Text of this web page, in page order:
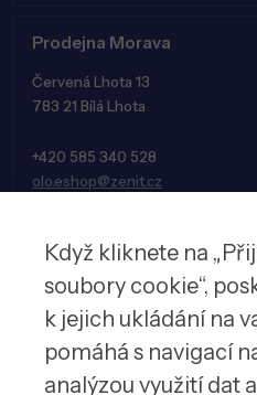
Když kliknete na
soubory cookie“,
k jejich ukládání na
pomáhá s navigací
analýzou využití dat
Prodejna Morava
Červená Lhota 13
783 21 Bílá Lhota
+420 585 340 528
olo.eshop@zenit.cz